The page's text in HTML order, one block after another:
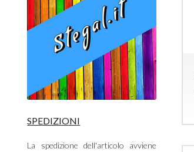
SPEDIZIONI
La spedizione dell'articolo avviene